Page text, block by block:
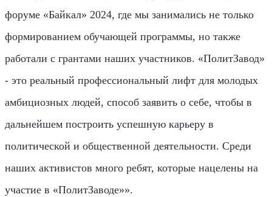
форуме «Байкал» 2024, где мы занимались не только
формированием обучающей программы, но также
работали с грантами наших участников. «ПолитЗавод»
- это реальный профессиональный лифт для молодых
амбициозных людей, способ заявить о себе, чтобы в
дальнейшем построить успешную карьеру в
политической и общественной деятельности. Среди
наших активистов много ребят, которые нацелены на
участие в «ПолитЗаводе»».